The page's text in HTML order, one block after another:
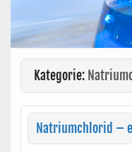
Kategorie:
Natriumchlorid –